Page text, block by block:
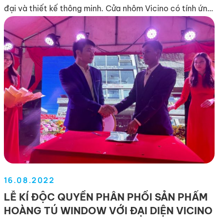
đại và thiết kế thông minh. Cửa nhôm Vicino có tính ứng
dụng cao, giúp tối ưu giải pháp không gian mở cho văn
phòng, tòa nhà, nhà ở,… Xu hướng […]
16.08.2022
LỄ KÍ ĐỘC QUYỀN PHÂN PHỐI SẢN PHẨM
HOÀNG TÚ WINDOW VỚI ĐẠI DIỆN VICINO